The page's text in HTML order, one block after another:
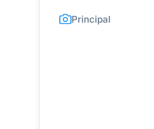
Principal